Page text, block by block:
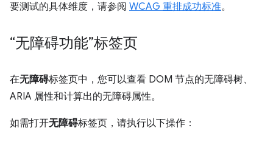
要测试的具体维度，请参阅 WCAG 重排成功标准。
“无障碍功能”标签页
在无障碍标签页中，您可以查看 DOM 节点的无障碍树、
ARIA 属性和计算出的无障碍属性。
如需打开无障碍标签页，请执行以下操作：